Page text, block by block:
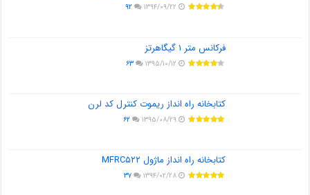
۱۳۹۴/۰۹/۲۲ ۹۲
فرکانس متر ۱ گیگاهرتز
۱۳۹۵/۱۰/۱۲ ۶۳
کتابخانه راه انداز ریموت کنترل کد لرن
۱۳۹۵/۰۸/۲۹ ۶۲
کتابخانه راه انداز ماژول MFRC۵۲۲
۱۳۹۴/۰۲/۲۸ ۳۷